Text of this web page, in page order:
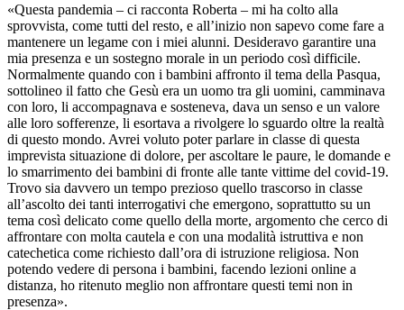
«Questa pandemia – ci racconta Roberta – mi ha colto alla
sprovvista, come tutti del resto, e all’inizio non sapevo come fare a
mantenere un legame con i miei alunni. Desideravo garantire una
mia presenza e un sostegno morale in un periodo così difficile.
Normalmente quando con i bambini affronto il tema della Pasqua,
sottolineo il fatto che Gesù era un uomo tra gli uomini, camminava
con loro, li accompagnava e sosteneva, dava un senso e un valore
alle loro sofferenze, li esortava a rivolgere lo sguardo oltre la realtà
di questo mondo. Avrei voluto poter parlare in classe di questa
imprevista situazione di dolore, per ascoltare le paure, le domande e
lo smarrimento dei bambini di fronte alle tante vittime del covid-19.
Trovo sia davvero un tempo prezioso quello trascorso in classe
all’ascolto dei tanti interrogativi che emergono, soprattutto su un
tema così delicato come quello della morte, argomento che cerco di
affrontare con molta cautela e con una modalità istruttiva e non
catechetica come richiesto dall’ora di istruzione religiosa. Non
potendo vedere di persona i bambini, facendo lezioni online a
distanza, ho ritenuto meglio non affrontare questi temi non in
presenza».